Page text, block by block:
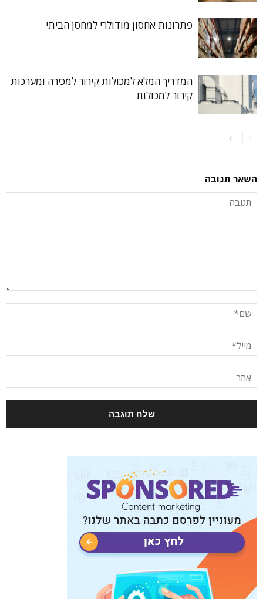
פתרונות אחסון מודולרי למחסן הביתי
המדריך המלא למכולות קירור למכירה ומערכות
קירור למכולות
השאר תגובה